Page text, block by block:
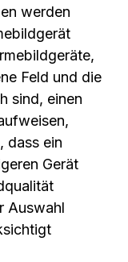
werden
Feld und die
sind, einen
dass ein
Gerät
Auswahl